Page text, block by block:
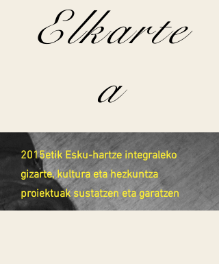
Elkarte
a
2015etik Esku-hartze integraleko
gizarte, kultura eta hezkuntza
proiektuak sustatzen eta garatzen